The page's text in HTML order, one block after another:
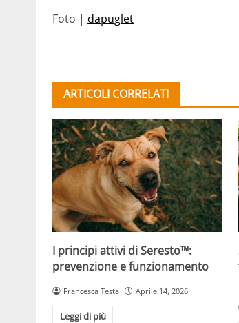
Foto | dapuglet
ARTICOLI CORRELATI
I principi attivi di Seresto™:
prevenzione e funzionamento
Francesca Testa Aprile 14, 2026
Leggi di più